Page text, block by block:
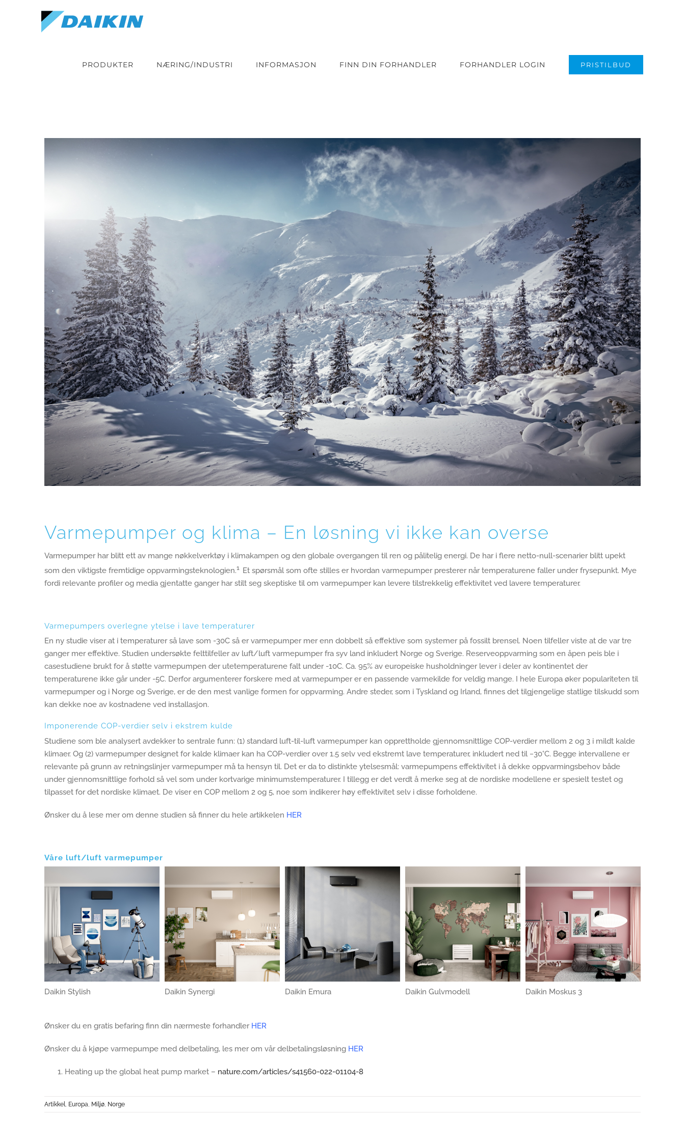
PRODUKTER NÆRING/INDUSTRI INFORMASJON FINN DIN FORHANDLER FORHANDLER LOGIN PRISTILBUD
Varmepumper og klima – En løsning vi ikke kan overse
Varmepumper har blitt ett av mange nøkkelverktøy i klimakampen og den globale overgangen til ren og pålitelig energi. De har i flere netto-null-scenarier blitt upekt
som den viktigste fremtidige oppvarmingsteknologien.1 Et spørsmål som ofte stilles er hvordan varmepumper presterer når temperaturene faller under frysepunkt. Mye
fordi relevante profiler og media gjentatte ganger har stilt seg skeptiske til om varmepumper kan levere tilstrekkelig effektivitet ved lavere temperaturer.
Varmepumpers overlegne ytelse i lave temperaturer
En ny studie viser at i temperaturer så lave som -30C så er varmepumper mer enn dobbelt så effektive som systemer på fossilt brensel. Noen tilfeller viste at de var tre
ganger mer effektive. Studien undersøkte felttilfeller av luft/luft varmepumper fra syv land inkludert Norge og Sverige. Reserveoppvarming som en åpen peis ble i
casestudiene brukt for å støtte varmepumpen der utetemperaturene falt under -10C. Ca. 95% av europeiske husholdninger lever i deler av kontinentet der
temperaturene ikke går under -5C. Derfor argumenterer forskere med at varmepumper er en passende varmekilde for veldig mange. I hele Europa øker populariteten til
varmepumper og i Norge og Sverige, er de den mest vanlige formen for oppvarming. Andre steder, som i Tyskland og Irland, finnes det tilgjengelige statlige tilskudd som
kan dekke noe av kostnadene ved installasjon.
Imponerende COP-verdier selv i ekstrem kulde
Studiene som ble analysert avdekker to sentrale funn: (1) standard luft-til-luft varmepumper kan opprettholde gjennomsnittlige COP-verdier mellom 2 og 3 i mildt kalde
klimaer. Og (2) varmepumper designet for kalde klimaer kan ha COP-verdier over 1.5 selv ved ekstremt lave temperaturer, inkludert ned til −30°C. Begge intervallene er
relevante på grunn av retningslinjer varmepumper må ta hensyn til. Det er da to distinkte ytelsesmål: varmepumpens effektivitet i å dekke oppvarmingsbehov både
under gjennomsnittlige forhold så vel som under kortvarige minimumstemperaturer. I tillegg er det verdt å merke seg at de nordiske modellene er spesielt testet og
tilpasset for det nordiske klimaet. De viser en COP mellom 2 og 5, noe som indikerer høy effektivitet selv i disse forholdene.
Ønsker du å lese mer om denne studien så finner du hele artikkelen HER
Våre luft/luft varmepumper
Daikin Stylish Daikin Synergi Daikin Emura Daikin Gulvmodell Daikin Moskus 3
Ønsker du en gratis befaring finn din nærmeste forhandler HER
Ønsker du å kjøpe varmepumpe med delbetaling, les mer om vår delbetalingsløsning HER
Heating up the global heat pump market – nature.com/articles/s41560-022-01104-8
Artikkel Europa Miljø Norge